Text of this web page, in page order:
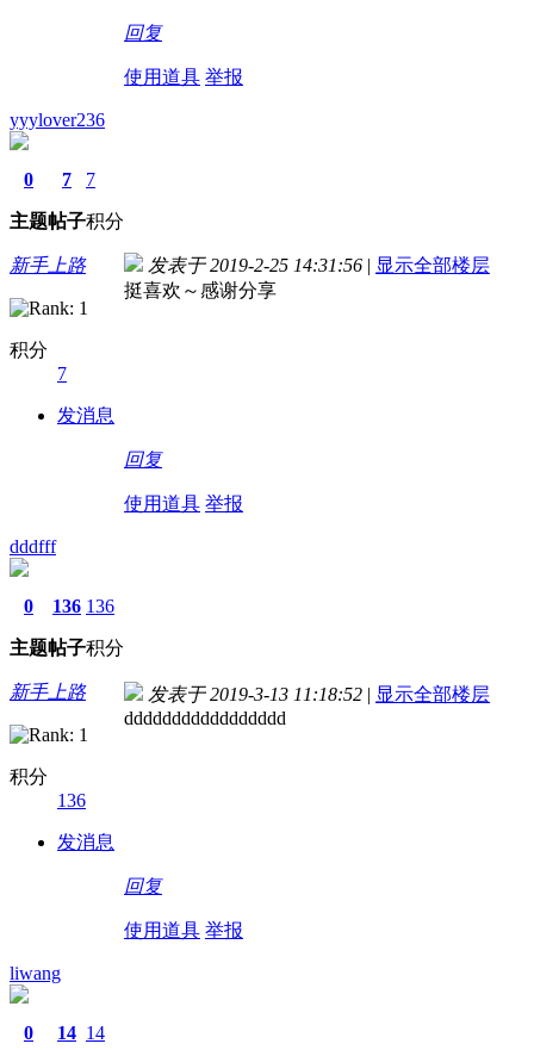
回复
使用道具 举报
yyylover236
0
主题
7
帖子
7
积分
新手上路
积分
7
发消息
发表于 2019-2-25 14:31:56 | 显示全部楼层
挺喜欢～感谢分享
回复
使用道具 举报
dddfff
0
主题
136
帖子
136
积分
新手上路
积分
136
发消息
发表于 2019-3-13 11:18:52 | 显示全部楼层
ddddddddddddddddd
回复
使用道具 举报
liwang
0 14 14